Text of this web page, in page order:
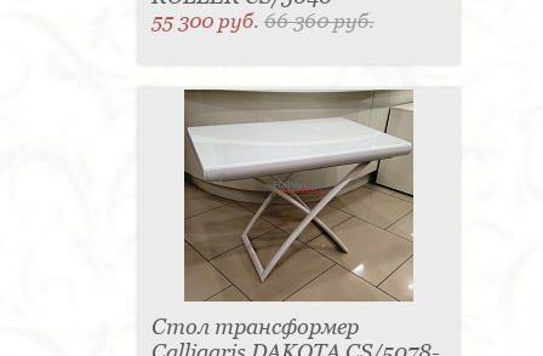
55 300 руб.66 360 руб.
Стол трансформер